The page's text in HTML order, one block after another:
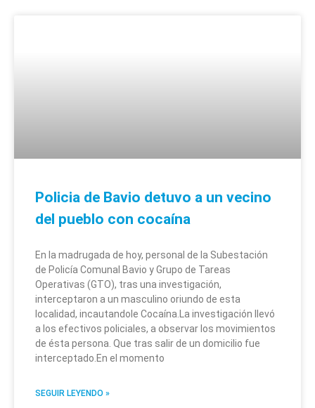
Policia de Bavio detuvo a un vecino
del pueblo con cocaína
En la madrugada de hoy, personal de la Subestación
de Policía Comunal Bavio y Grupo de Tareas
Operativas (GTO), tras una investigación,
interceptaron a un masculino oriundo de esta
localidad, incautandole Cocaína.La investigación llevó
a los efectivos policiales, a observar los movimientos
de ésta persona. Que tras salir de un domicilio fue
interceptado.En el momento
SEGUIR LEYENDO »